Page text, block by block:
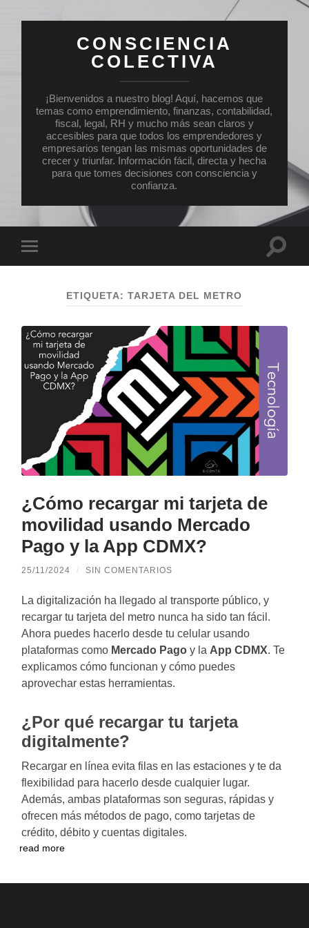
CONSCIENCIA
COLECTIVA
¡Bienvenidos a nuestro blog! Aquí, hacemos que
temas como emprendimiento, finanzas, contabilidad,
fiscal, legal, RH y mucho más sean claros y
accesibles para que todos los emprendedores y
empresarios tengan las mismas oportunidades de
crecer y triunfar. Información fácil, directa y hecha
para que tomes decisiones con consciencia y
confianza.
el
ETIQUETA:TARJETA DEL METRO
¿Cómo recargar mi tarjeta de
movilidad usando Mercado
Pago y la App CDMX?
25/11/2024 / SIN COMENTARIOS
La digitalización ha llegado al transporte público, y
recargar tu tarjeta del metro nunca ha sido tan fácil.
Ahora puedes hacerlo desde tu celular usando
plataformas como Mercado Pago y la App CDMX. Te
explicamos cómo funcionan y cómo puedes
aprovechar estas herramientas.
¿Por qué recargar tu tarjeta
digitalmente?
Recargar en línea evita filas en las estaciones y te da
flexibilidad para hacerlo desde cualquier lugar.
Además, ambas plataformas son seguras, rápidas y
ofrecen más métodos de pago, como tarjetas de
crédito, débito y cuentas digitales.
read more